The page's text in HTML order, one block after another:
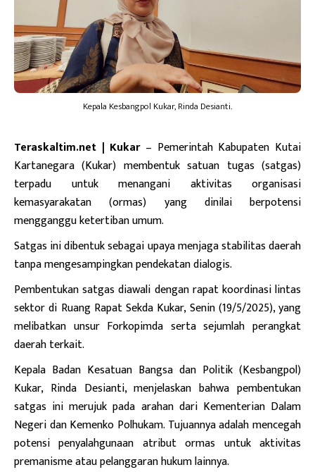
Kepala Kesbangpol Kukar, Rinda Desianti.
Teraskaltim.net | Kukar – Pemerintah Kabupaten Kutai
Kartanegara (Kukar) membentuk satuan tugas (satgas)
terpadu untuk menangani aktivitas organisasi
kemasyarakatan (ormas) yang dinilai berpotensi
mengganggu ketertiban umum.
Satgas ini dibentuk sebagai upaya menjaga stabilitas daerah
tanpa mengesampingkan pendekatan dialogis.
Pembentukan satgas diawali dengan rapat koordinasi lintas
sektor di Ruang Rapat Sekda Kukar, Senin (19/5/2025), yang
melibatkan unsur Forkopimda serta sejumlah perangkat
daerah terkait.
Kepala Badan Kesatuan Bangsa dan Politik (Kesbangpol)
Kukar, Rinda Desianti, menjelaskan bahwa pembentukan
satgas ini merujuk pada arahan dari Kementerian Dalam
Negeri dan Kemenko Polhukam. Tujuannya adalah mencegah
potensi penyalahgunaan atribut ormas untuk aktivitas
premanisme atau pelanggaran hukum lainnya.